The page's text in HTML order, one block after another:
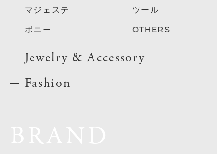
マジェステ
ポニー
ツール
OTHERS
Jewelry & Accessory
Fashion